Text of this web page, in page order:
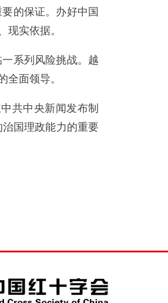
的保证。办好中国
实依据。
系列风险挑战。越
面领导。
共中央新闻发布制
国理政能力的重要